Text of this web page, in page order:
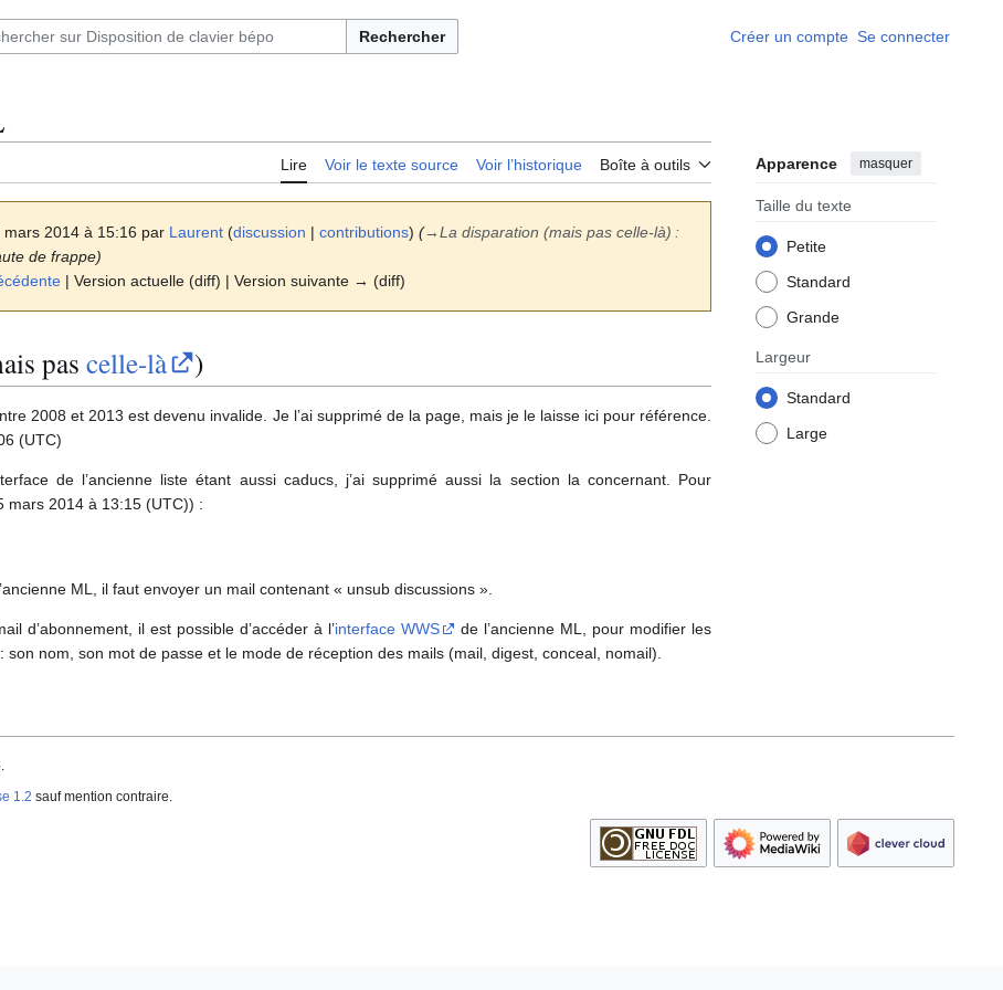
Rechercher Créer un compte Se connecter
Lire Voir le texte source Voir l’historique Boîte à outils Apparence masquer
Taille du texte
Petite
Standard
Grande
Largeur
Standard
Large
2014 à 15:16 par Laurent (discussion | contributions) (→La disparation (mais pas celle-là) :
de frappe)
| Version actuelle (diff) | Version suivante → (diff)
pas celle-là )
2008 et 2013 est devenu invalide. Je l’ai supprimé de la page, mais je le laisse ici pour référence.
(UTC)
de l’ancienne liste étant aussi caducs, j’ai supprimé aussi la section la concernant. Pour
mars 2014 à 13:15 (UTC)) :
ML, il faut envoyer un mail contenant « unsub discussions ».
d’abonnement, il est possible d’accéder à l’interface WWS
de l’ancienne ML, pour modifier les
son nom, son mot de passe et le mode de réception des mails (mail, digest, conceal, nomail).
1.2 sauf mention contraire.